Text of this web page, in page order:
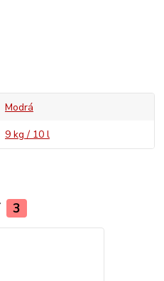
Modrá
9 kg / 10 l
3